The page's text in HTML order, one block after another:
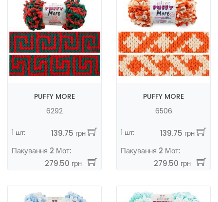
PUFFY MORE
6292
1 шт:
139.75 грн
Пакування 2 Мот:
279.50 грн
PUFFY MORE
6506
1 шт:
139.75 грн
Пакування 2 Мот:
279.50 грн